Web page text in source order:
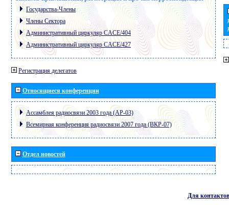
Государства-Члены
Члены Сектора
Административный циркуляр CACE/404
Административный циркуляр CACE/427
Регистрация делегатов
Относящиеся конференции
Ассамблея радиосвязи 2003 года (АР-03)
Всемирная конференция радиосвязи 2007 года (ВКР-07)
Отдел новостей
Для контактов